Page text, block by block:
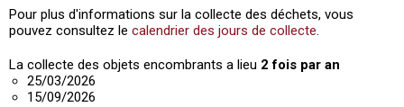
Pour plus d'informations sur la collecte des déchets, vous
pouvez consultez le calendrier des jours de collecte.
La collecte des objets encombrants a lieu 2 fois par an
25/03/2026
15/09/2026